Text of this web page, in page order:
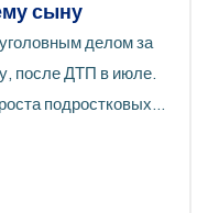
сыну
делом за
после ДТП в июле.
подростковых